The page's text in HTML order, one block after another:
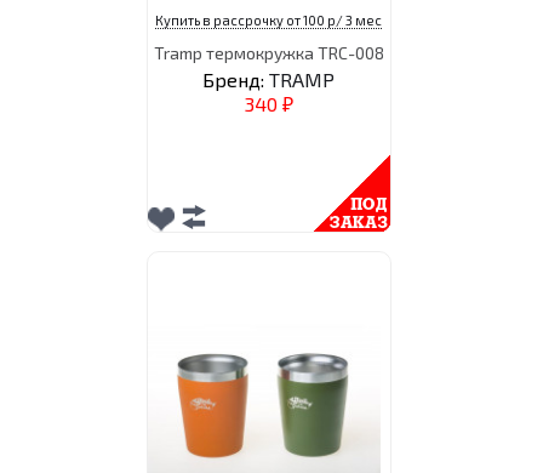
Купить в рассрочку от 100 р/ 3 мес
Tramp термокружка TRC-008
Бренд: TRAMP
340 ₽